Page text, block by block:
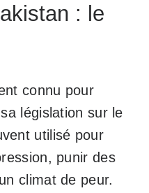
: le
connu pour
législation sur le
utilisé pour
punir des
climat de peur.